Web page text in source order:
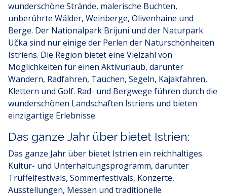
wunderschöne Strände, malerische Buchten,
unberührte Wälder, Weinberge, Olivenhaine und
Berge. Der Nationalpark Brijuni und der Naturpark
Učka sind nur einige der Perlen der Naturschönheiten
Istriens. Die Region bietet eine Vielzahl von
Möglichkeiten für einen Aktivurlaub, darunter
Wandern, Radfahren, Tauchen, Segeln, Kajakfahren,
Klettern und Golf. Rad- und Bergwege führen durch die
wunderschönen Landschaften Istriens und bieten
einzigartige Erlebnisse.
Das ganze Jahr über bietet Istrien:
Das ganze Jahr über bietet Istrien ein reichhaltiges
Kultur- und Unterhaltungsprogramm, darunter
Trüffelfestivals, Sommerfestivals, Konzerte,
Ausstellungen, Messen und traditionelle